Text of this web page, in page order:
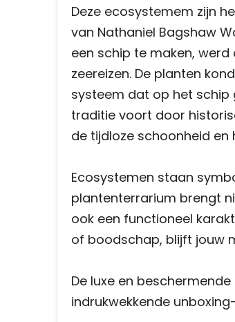
Deze ecosystemem zijn
van Nathaniel Bagshaw
een schip te maken,
zeereizen. De planten
systeem dat op het schip
traditie voort door
de tijdloze schoonheid
Ecosystemen staan
plantenterrarium brengt
ook een functioneel
of boodschap, blijft jouw
De luxe en
indrukwekkende